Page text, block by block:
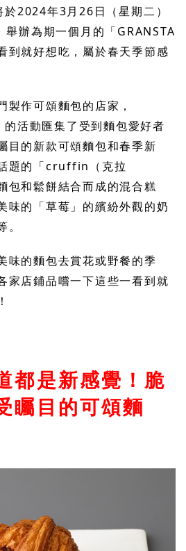
於2024年3月26日（星期二）
辦為期一個月的「GRANSTA
到就好想吃，屬於春天季節感
製作可頌麵包的店家，
的活動匯集了受到麵包愛好者
目的新款可頌麵包和春季新
題的「cruffin（克拉
包和鬆餅結合而成的混合糕
味的「草莓」的繽紛外觀的奶
味的麵包去賞花或野餐的季
家店鋪品嚐一下這些一看到就
都是新感覺！脆
矚目的可頌麵